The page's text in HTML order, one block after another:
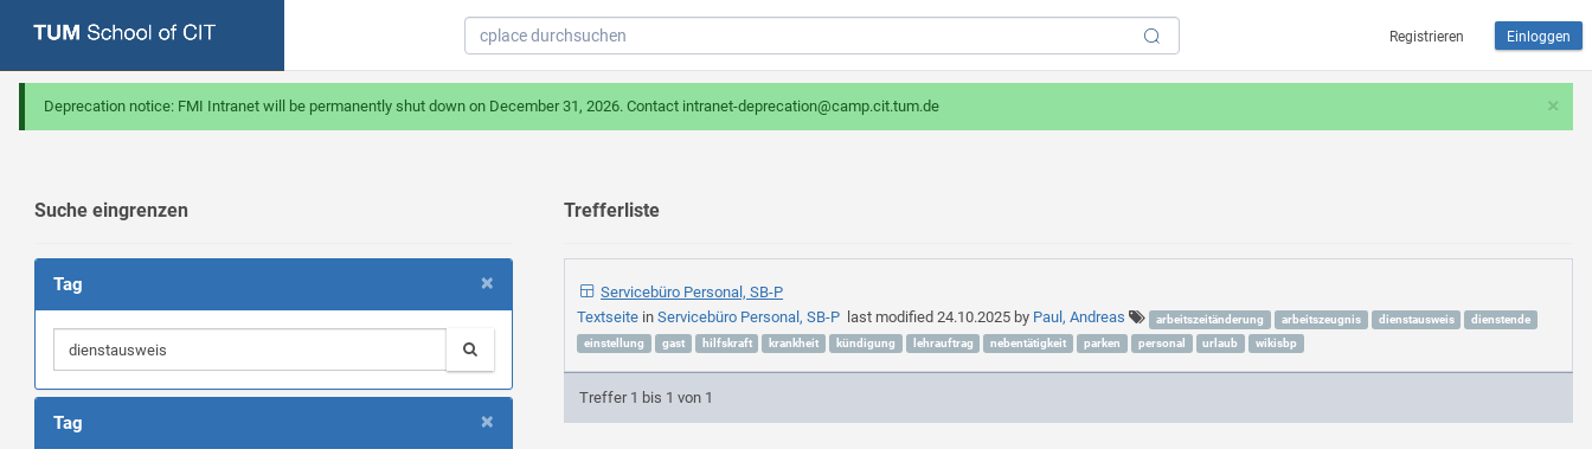
Registrieren Einloggen
×
Deprecation notice: FMI Intranet will be permanently shut down on December 31, 2026. Contact intranet-deprecation@camp.cit.tum.de
Suche eingrenzen
×
Tag
×
Tag
Trefferliste
Servicebüro Personal, SB-P
Textseite inServicebüro Personal, SB-P last modified24.10.2025 by Paul, Andreas arbeitszeitänderung arbeitszeugnis dienstausweis
dienstende
einstellung
gast hilfskraft krankheit kündigung lehrauftrag nebentätigkeit parken personal urlaub wikisbp
Treffer 1 bis 1 von 1